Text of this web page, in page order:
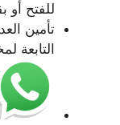
للفتح أو
تأمين
التابعة